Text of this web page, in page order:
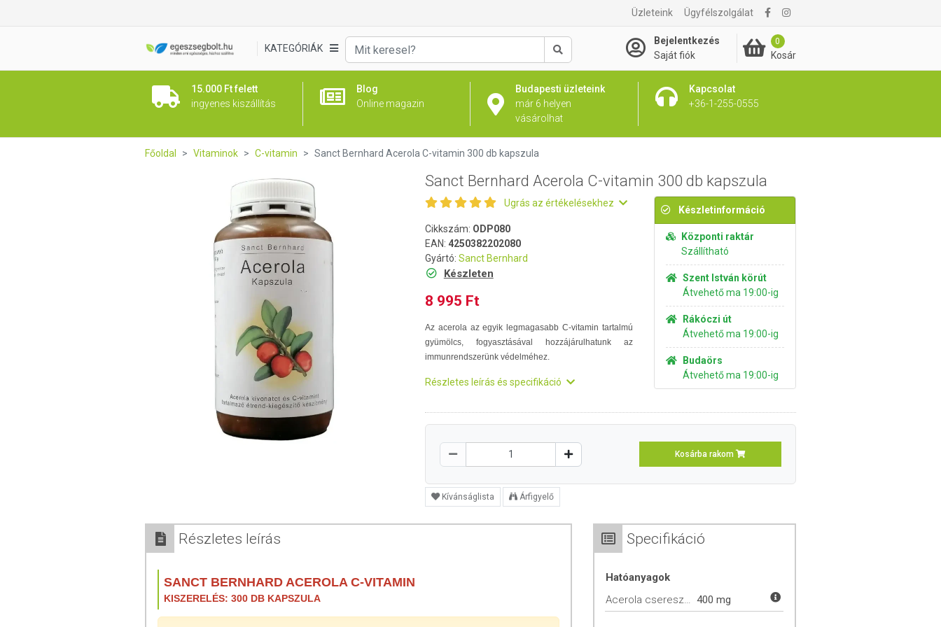
Üzleteink Ügyfélszolgálat
KATEGÓRIÁK
Keresés
Bejelentkezés
Saját fiók
0
Kosár
15.000 Ft felett
ingyenes kiszállítás
Blog
Online magazin
Budapesti üzleteink
már 6 helyen
vásárolhat
Kapcsolat
+36-1-255-0555
8 995 Ft Kosárba rakom
Főoldal Vitaminok C-vitamin Sanct Bernhard Acerola C-vitamin 300 db kapszula
Sanct Bernhard Acerola C-vitamin 300 db kapszula
Ugrás az értékelésekhez
Cikkszám: ODP080
EAN: 4250382202080
Gyártó: Sanct Bernhard
Készleten
8 995 Ft
Az acerola az egyik legmagasabb C-vitamin tartalmú
gyümölcs, fogyasztásával hozzájárulhatunk az
immunrendszerünk védelméhez.
Részletes leírás és specifikáció
Készletinformáció
Központi raktár
Szállítható
Szent István körút
Átvehető ma 19:00-ig
Rákóczi út
Átvehető ma 19:00-ig
Budaörs
Átvehető ma 19:00-ig
Kosárba rakom
Kívánságlista Árfigyelő
Részletes leírás
SANCT BERNHARD ACEROLA C-VITAMIN
KISZERELÉS: 300 DB KAPSZULA
Specifikáció
Hatóanyagok
Acerola cseresznye 400 mg